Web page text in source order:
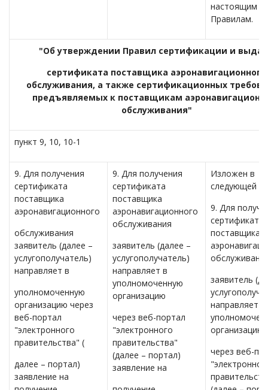
настоящим
Правилам.
"Об утверждении Правил сертификации и
сертификата поставщика аэронавигационного
обслуживания, а также сертификационных
предъявляемых к поставщикам
обслуживания"
пункт 9, 10, 10-1
9. Для получения
сертификата
поставщика
аэронавигационного
обслуживания
заявитель (далее –
услугополучатель)
направляет в
уполномоченную
организацию через
веб-портал
"электронного
правительства" (
далее – портал)
заявление на
9. Для получения
сертификата
поставщика
аэронавигационного
обслуживания
заявитель (далее –
услугополучатель)
направляет в
уполномоченную
организацию
через веб-портал
"электронного
правительства"
(далее – портал)
заявление на
Изложен в
следующей
9. Для
сертификата
поставщика
заявитель
направляет в
организацию
через веб-